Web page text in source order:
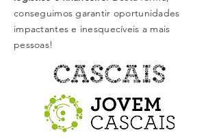
conseguimos garantir oportunidades
impactantes e inesquecíveis a mais
pessoas!